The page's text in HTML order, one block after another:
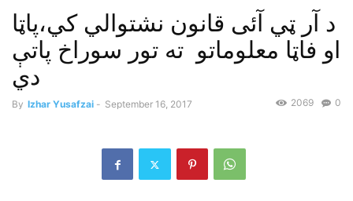
د آر ټي آئی قانون نشتوالي کي،پاټا
او فاټا معلوماتو ته تور سوراخ پاتې
دي
By Izhar Yusafzai - September 16, 2017 0
2069